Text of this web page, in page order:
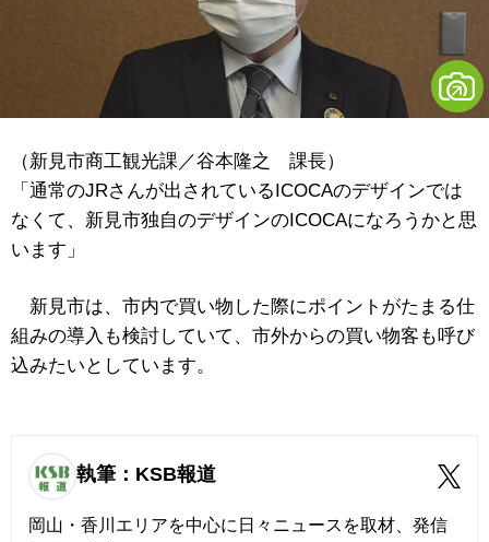
（新見市商工観光課／谷本隆之 課長）
「通常のJRさんが出されているICOCAのデザインでは
なくて、新見市独自のデザインのICOCAになろうかと思
います」
新見市は、市内で買い物した際にポイントがたまる仕
組みの導入も検討していて、市外からの買い物客も呼び
込みたいとしています。
執筆：KSB報道
岡山・香川エリアを中心に日々ニュースを取材、発信